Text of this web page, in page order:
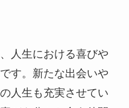
人生における喜びや
す。新たな出会いや
人生も充実させてい